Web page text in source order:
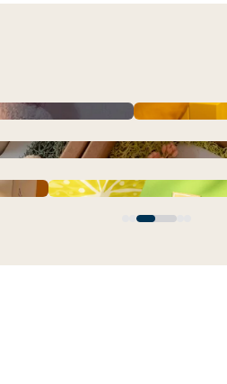
簡約兩用款 咖啡色
棋開得
】雙人沙發A01加長型(2P)日
\\\現貨///木森小花擴
壺-2.2L (IH爐可用) 【珍
真皮 超薄第三代8卡L型長夾
幽默搞怪風 外
癒軟糖夜燈 床頭燈
官方授
【 花園禮盒 】水泥香氛蠟燭 x
【滿五萬免費燙金/